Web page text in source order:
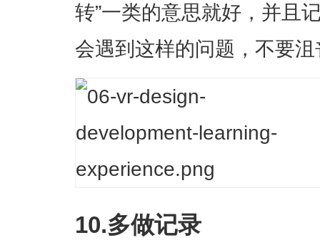
转”一类的意思就好，并且
会遇到这样的问题，不要沮
10.多做记录